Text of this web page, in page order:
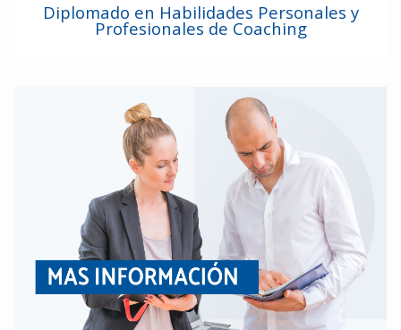
Diplomado en Habilidades Personales y
Profesionales de Coaching